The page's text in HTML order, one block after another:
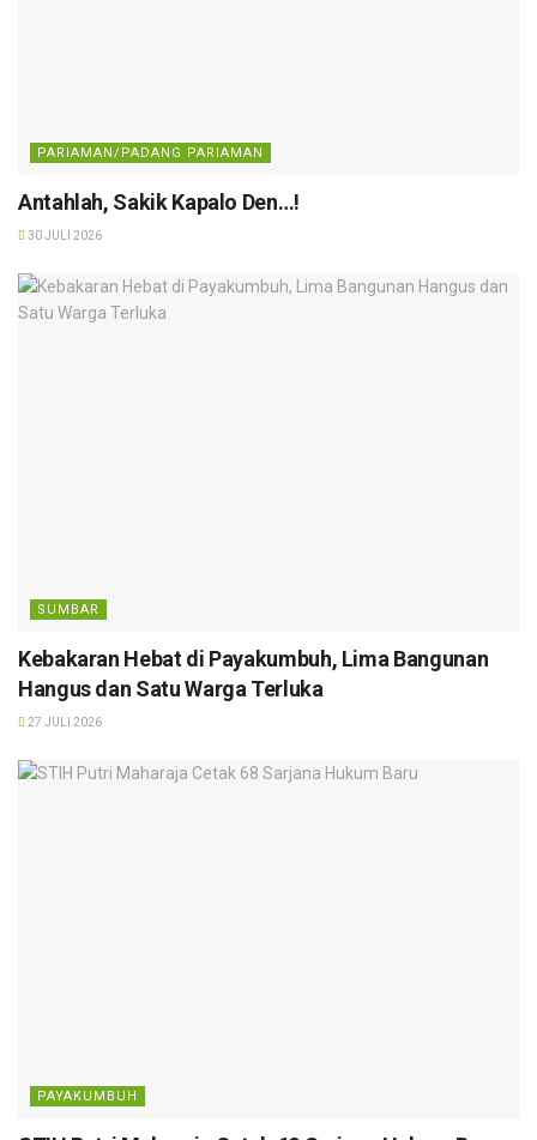
PARIAMAN/PADANG PARIAMAN
Antahlah, Sakik Kapalo Den…!
30 JULI 2026
SUMBAR
Kebakaran Hebat di Payakumbuh, Lima Bangunan
Hangus dan Satu Warga Terluka
27 JULI 2026
PAYAKUMBUH